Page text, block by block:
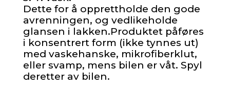
Dette for å opprettholde den gode
avrenningen, og vedlikeholde
glansen i lakken.Produktet påføres
i konsentrert form (ikke tynnes ut)
med vaskehanske, mikrofiberklut,
eller svamp, mens bilen er våt. Spyl
deretter av bilen.